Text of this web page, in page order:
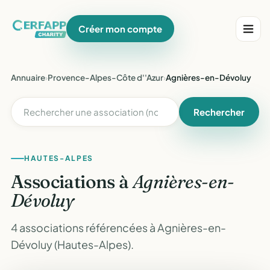
Créer mon compte
Annuaire›Provence-Alpes-Côte d''Azur›Agnières-en-Dévoluy
Rechercher
HAUTES-ALPES
Associations àAgnières-en-
Dévoluy
4 associations référencées à Agnières-en-
Dévoluy (Hautes-Alpes).